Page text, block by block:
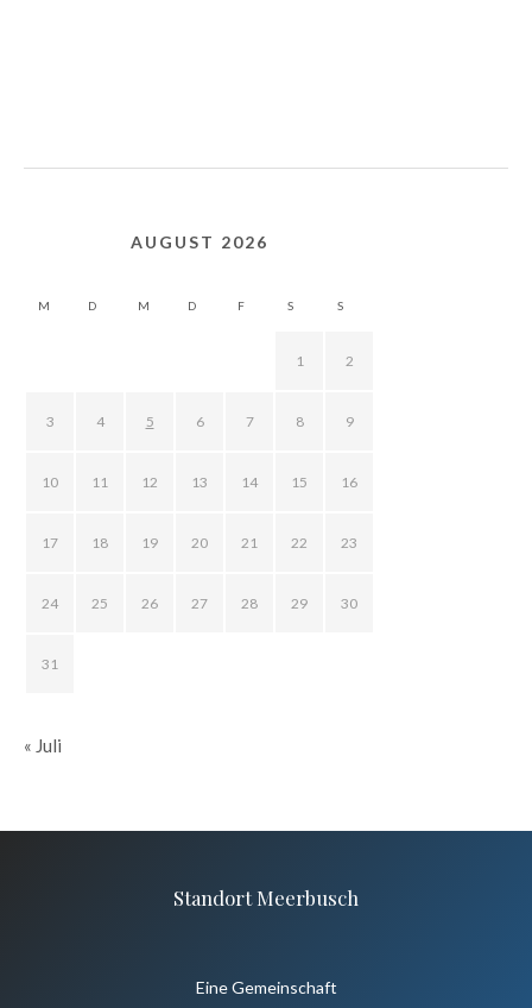
AUGUST 2026
M D M D F S S
1 2
3 4 5 6 7 8 9
10 11 12 13 14 15 16
17 18 19 20 21 22 23
24 25 26 27 28 29 30
31
« Juli
Standort Meerbusch
Eine Gemeinschaft